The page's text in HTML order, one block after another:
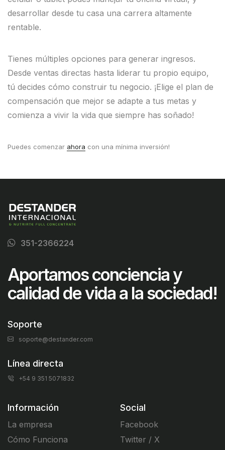
desarrollar desde tu casa una carrera altamente
rentable.
Tienes múltiples opciones para generar ingresos.
Desde ventas directas hasta liderar tu propio equipo,
tú decides cómo construir tu negocio. ¡Elige el plan de
compensación que mejor se adapte a tus metas y
comienza a vivir la vida que siempre has soñado!
Puedes comenzar ahora con una mínima inversión!
Aportamos conciencia y
calidad de vida a la sociedad!
Soporte
soporte@destander.com
Línea directa
+54 9 351 5071832
Información
La empresa
Cómo Funciona
Social
Facebook
Twitter / X
351-2366224